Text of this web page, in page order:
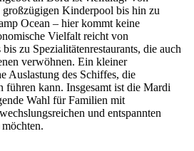
großzügigen Kinderpool bis hin zu
Ocean – hier kommt keine
Vielfalt reicht von
zu Spezialitätenrestaurants, die auch
verwöhnen. Ein kleiner
Auslastung des Schiffes, die
führen kann. Insgesamt ist die Mardi
Wahl für Familien mit
und entspannten